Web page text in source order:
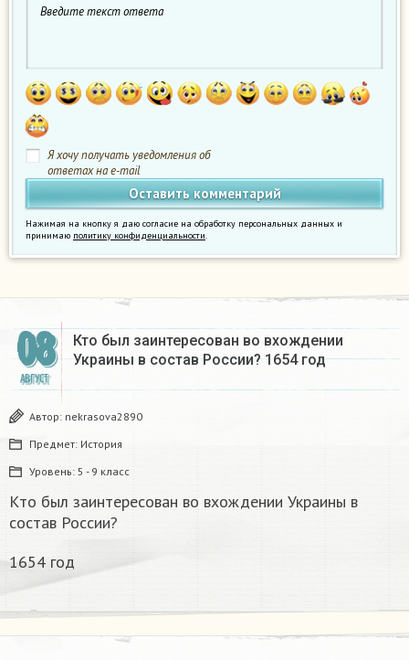
Я хочу получать уведомления об
ответах на e-mail
Нажимая на кнопку я даю согласие на обработку персональных данных и
принимаю политику конфиденциальности.
08
АВГУСТ
Кто был заинтересован во вхождении
Украины в состав России? 1654 год
Автор: nekrasova2890
Предмет: История
Уровень: 5 - 9 класс
Кто был заинтересован во вхождении Украины в
состав России?
1654 год